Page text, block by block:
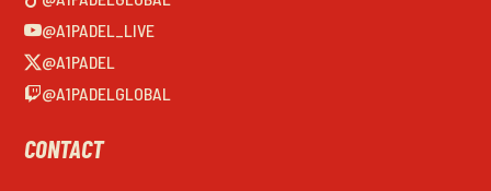
@A1PADEL_LIVE
@A1PADEL
@A1PADELGLOBAL
CONTACT